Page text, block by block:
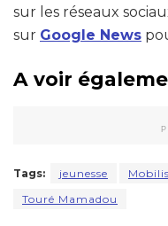
sur les réseaux
sur Google News
A voir
Tags: jeunesse
Touré Mamadou